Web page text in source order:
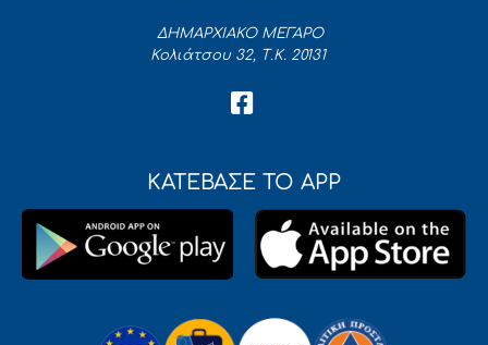
ΔΗΜΑΡΧΙΑΚΟ ΜΕΓΑΡΟ
Κολιάτσου 32, Τ.Κ. 20131
ΚΑΤΕΒΑΣΕ ΤΟ APP